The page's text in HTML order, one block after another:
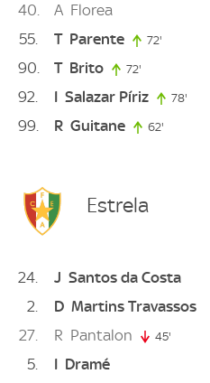
40
A Florea
55
T Parente 72'
90 T Brito 72'
92 I Salazar Píriz 78'
99 R Guitane 62'
Estrela
24 J Santos da Costa
2
D Martins Travassos
27
R Pantalon 45'
5 I Dramé